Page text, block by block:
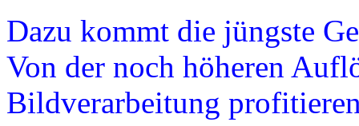
Dazu kommt die jüngste
Von der noch höheren
Bildverarbeitung